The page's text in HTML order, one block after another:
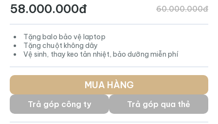
58.000.000đ 60.000.000đ
Tặng balo bảo vệ laptop
Tặng chuột không dây
Vệ sinh, thay keo tản nhiệt, bảo dưỡng miễn phí
MUA HÀNG
Trả góp công ty Trả góp qua thẻ